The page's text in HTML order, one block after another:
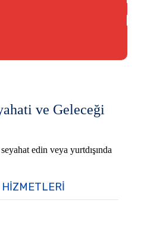
ve Geleceği
edin veya yurtdışında